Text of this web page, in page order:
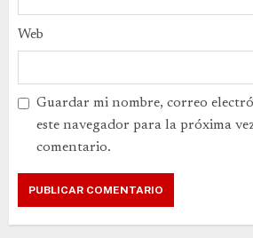
Web
Guardar mi nombre, correo
este navegador para la próxima
comentario.